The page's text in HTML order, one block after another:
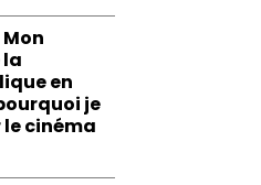
en
je
cinéma